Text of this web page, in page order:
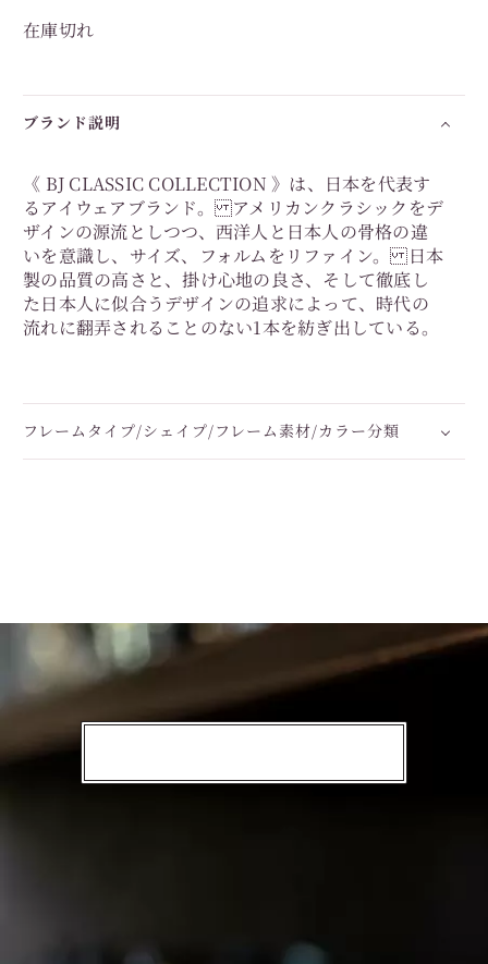
在庫切れ
ブランド説明
《 BJ CLASSIC COLLECTION 》は、日本を代表す
るアイウェアブランド。 アメリカンクラシックをデ
ザインの源流としつつ、西洋人と日本人の骨格の違
いを意識し、サイズ、フォルムをリファイン。 日本
製の品質の高さと、掛け心地の良さ、そして徹底し
た日本人に似合うデザインの追求によって、時代の
流れに翻弄されることのない1本を紡ぎ出している。
フレームタイプ/シェイプ/フレーム素材/カラー分類